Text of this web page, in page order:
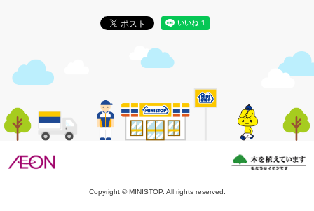
Copyright © MINISTOP. All rights reserved.